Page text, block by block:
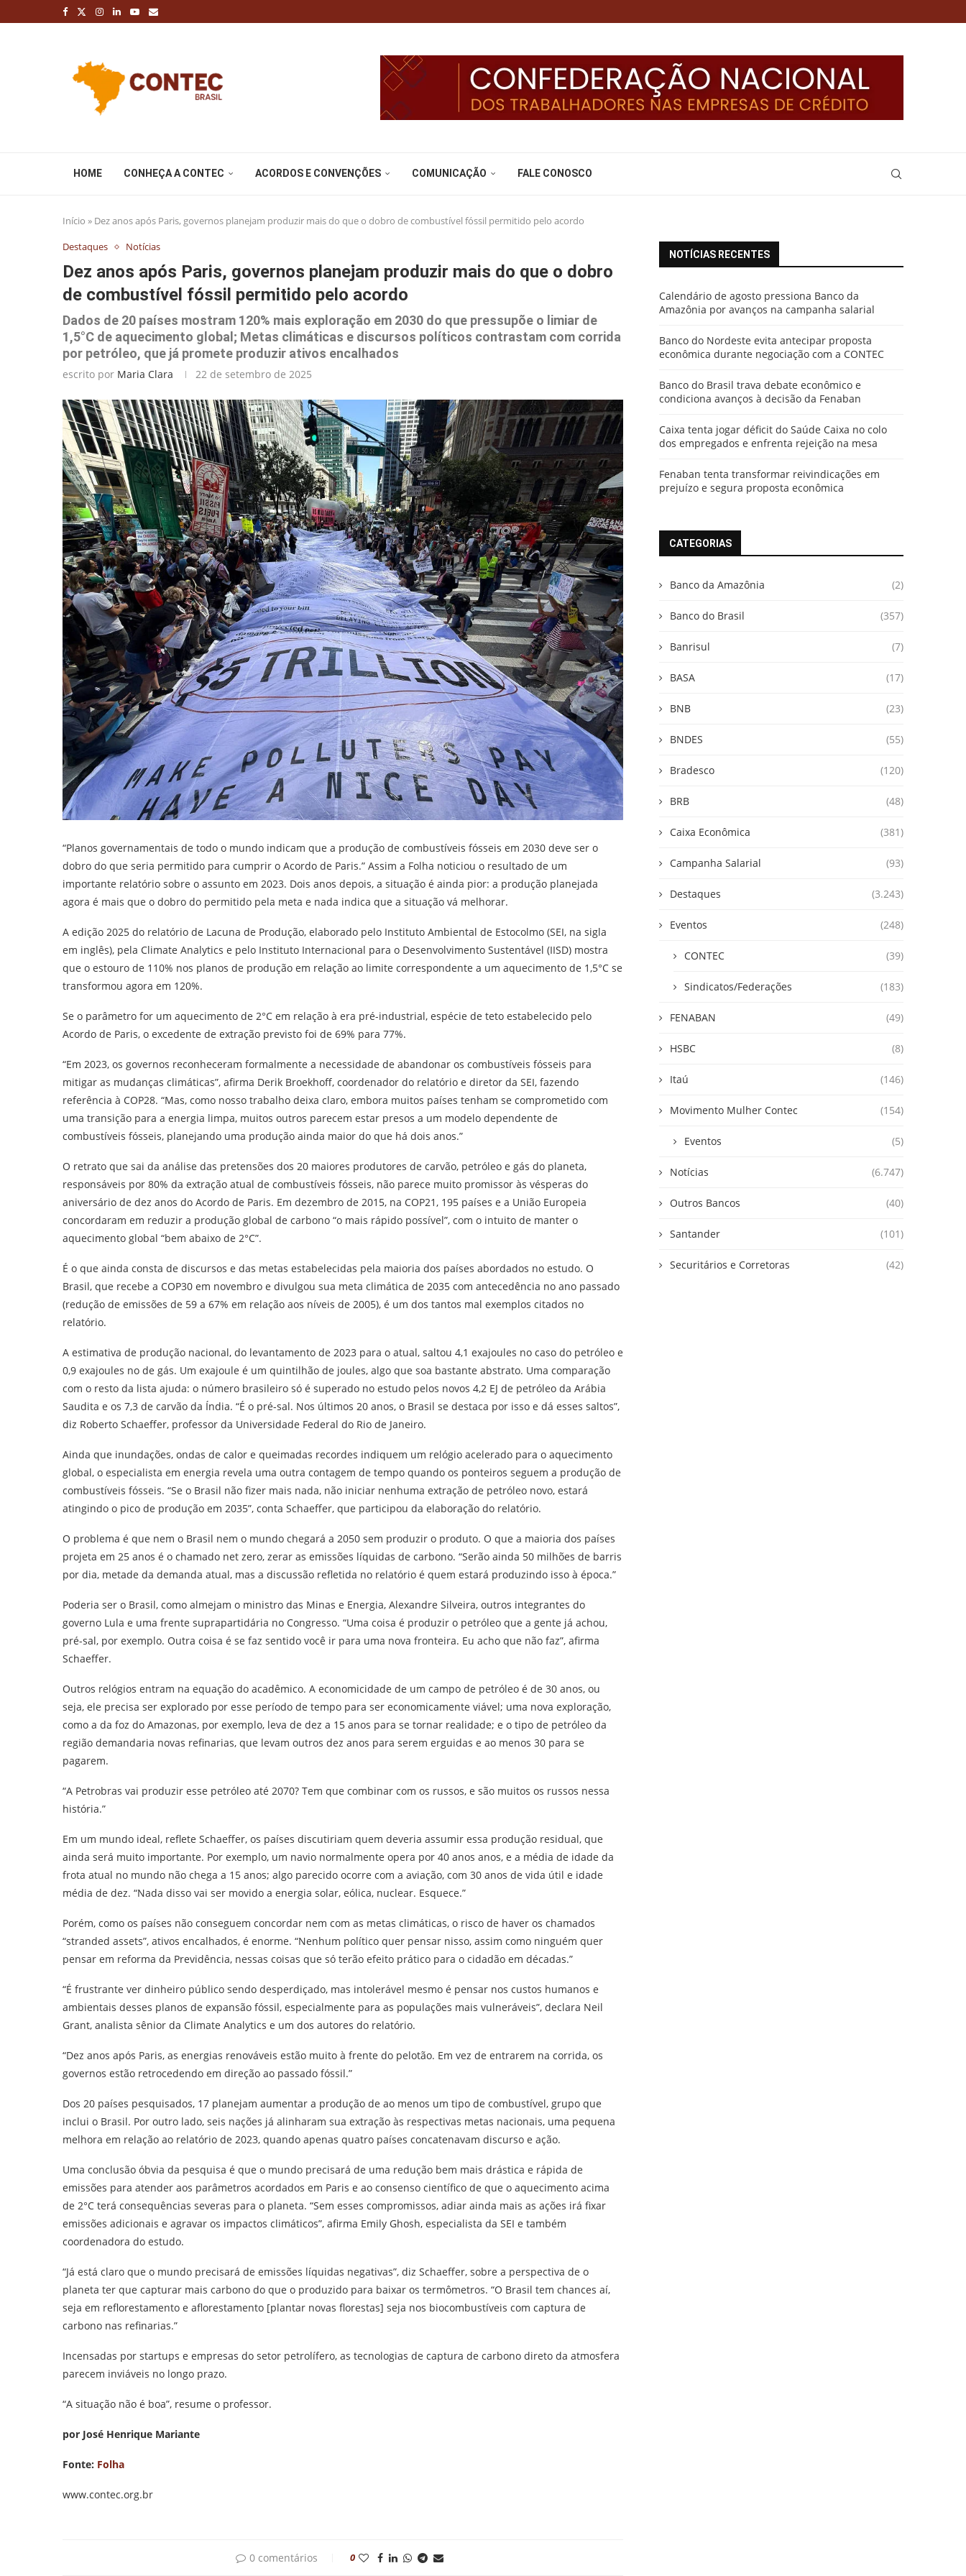
HOME CONHEÇA A CONTEC ACORDOS E CONVENÇÕES COMUNICAÇÃO FALE CONOSCO
Início » Dez anos após Paris, governos planejam produzir mais do que o dobro de combustível fóssil permitido pelo acordo
Destaques
Notícias
Dez anos após Paris, governos planejam produzir mais do que o dobro
de combustível fóssil permitido pelo acordo
Dados de 20 países mostram 120% mais exploração em 2030 do que pressupõe o limiar de
1,5°C de aquecimento global; Metas climáticas e discursos políticos contrastam com corrida
por petróleo, que já promete produzir ativos encalhados
escrito por Maria Clara 22 de setembro de 2025
“Planos governamentais de todo o mundo indicam que a produção de combustíveis fósseis em 2030 deve ser o
dobro do que seria permitido para cumprir o Acordo de Paris.” Assim a Folha noticiou o resultado de um
importante relatório sobre o assunto em 2023. Dois anos depois, a situação é ainda pior: a produção planejada
agora é mais que o dobro do permitido pela meta e nada indica que a situação vá melhorar.
A edição 2025 do relatório de Lacuna de Produção, elaborado pelo Instituto Ambiental de Estocolmo (SEI, na sigla
em inglês), pela Climate Analytics e pelo Instituto Internacional para o Desenvolvimento Sustentável (IISD) mostra
que o estouro de 110% nos planos de produção em relação ao limite correspondente a um aquecimento de 1,5°C se
transformou agora em 120%.
Se o parâmetro for um aquecimento de 2°C em relação à era pré-industrial, espécie de teto estabelecido pelo
Acordo de Paris, o excedente de extração previsto foi de 69% para 77%.
“Em 2023, os governos reconheceram formalmente a necessidade de abandonar os combustíveis fósseis para
mitigar as mudanças climáticas”, afirma Derik Broekhoff, coordenador do relatório e diretor da SEI, fazendo
referência à COP28. “Mas, como nosso trabalho deixa claro, embora muitos países tenham se comprometido com
uma transição para a energia limpa, muitos outros parecem estar presos a um modelo dependente de
combustíveis fósseis, planejando uma produção ainda maior do que há dois anos.”
O retrato que sai da análise das pretensões dos 20 maiores produtores de carvão, petróleo e gás do planeta,
responsáveis por 80% da extração atual de combustíveis fósseis, não parece muito promissor às vésperas do
aniversário de dez anos do Acordo de Paris. Em dezembro de 2015, na COP21, 195 países e a União Europeia
concordaram em reduzir a produção global de carbono “o mais rápido possível”, com o intuito de manter o
aquecimento global “bem abaixo de 2°C”.
É o que ainda consta de discursos e das metas estabelecidas pela maioria dos países abordados no estudo. O
Brasil, que recebe a COP30 em novembro e divulgou sua meta climática de 2035 com antecedência no ano passado
(redução de emissões de 59 a 67% em relação aos níveis de 2005), é um dos tantos mal exemplos citados no
relatório.
A estimativa de produção nacional, do levantamento de 2023 para o atual, saltou 4,1 exajoules no caso do petróleo e
0,9 exajoules no de gás. Um exajoule é um quintilhão de joules, algo que soa bastante abstrato. Uma comparação
com o resto da lista ajuda: o número brasileiro só é superado no estudo pelos novos 4,2 EJ de petróleo da Arábia
Saudita e os 7,3 de carvão da Índia. “É o pré-sal. Nos últimos 20 anos, o Brasil se destaca por isso e dá esses saltos”,
diz Roberto Schaeffer, professor da Universidade Federal do Rio de Janeiro.
Ainda que inundações, ondas de calor e queimadas recordes indiquem um relógio acelerado para o aquecimento
global, o especialista em energia revela uma outra contagem de tempo quando os ponteiros seguem a produção de
combustíveis fósseis. “Se o Brasil não fizer mais nada, não iniciar nenhuma extração de petróleo novo, estará
atingindo o pico de produção em 2035”, conta Schaeffer, que participou da elaboração do relatório.
O problema é que nem o Brasil nem o mundo chegará a 2050 sem produzir o produto. O que a maioria dos países
projeta em 25 anos é o chamado net zero, zerar as emissões líquidas de carbono. “Serão ainda 50 milhões de barris
por dia, metade da demanda atual, mas a discussão refletida no relatório é quem estará produzindo isso à época.”
Poderia ser o Brasil, como almejam o ministro das Minas e Energia, Alexandre Silveira, outros integrantes do
governo Lula e uma frente suprapartidária no Congresso. “Uma coisa é produzir o petróleo que a gente já achou,
pré-sal, por exemplo. Outra coisa é se faz sentido você ir para uma nova fronteira. Eu acho que não faz”, afirma
Schaeffer.
Outros relógios entram na equação do acadêmico. A economicidade de um campo de petróleo é de 30 anos, ou
seja, ele precisa ser explorado por esse período de tempo para ser economicamente viável; uma nova exploração,
como a da foz do Amazonas, por exemplo, leva de dez a 15 anos para se tornar realidade; e o tipo de petróleo da
região demandaria novas refinarias, que levam outros dez anos para serem erguidas e ao menos 30 para se
pagarem.
“A Petrobras vai produzir esse petróleo até 2070? Tem que combinar com os russos, e são muitos os russos nessa
história.”
Em um mundo ideal, reflete Schaeffer, os países discutiriam quem deveria assumir essa produção residual, que
ainda será muito importante. Por exemplo, um navio normalmente opera por 40 anos anos, e a média de idade da
frota atual no mundo não chega a 15 anos; algo parecido ocorre com a aviação, com 30 anos de vida útil e idade
média de dez. “Nada disso vai ser movido a energia solar, eólica, nuclear. Esquece.”
Porém, como os países não conseguem concordar nem com as metas climáticas, o risco de haver os chamados
“stranded assets”, ativos encalhados, é enorme. “Nenhum político quer pensar nisso, assim como ninguém quer
pensar em reforma da Previdência, nessas coisas que só terão efeito prático para o cidadão em décadas.”
“É frustrante ver dinheiro público sendo desperdiçado, mas intolerável mesmo é pensar nos custos humanos e
ambientais desses planos de expansão fóssil, especialmente para as populações mais vulneráveis”, declara Neil
Grant, analista sênior da Climate Analytics e um dos autores do relatório.
“Dez anos após Paris, as energias renováveis estão muito à frente do pelotão. Em vez de entrarem na corrida, os
governos estão retrocedendo em direção ao passado fóssil.”
Dos 20 países pesquisados, 17 planejam aumentar a produção de ao menos um tipo de combustível, grupo que
inclui o Brasil. Por outro lado, seis nações já alinharam sua extração às respectivas metas nacionais, uma pequena
melhora em relação ao relatório de 2023, quando apenas quatro países concatenavam discurso e ação.
Uma conclusão óbvia da pesquisa é que o mundo precisará de uma redução bem mais drástica e rápida de
emissões para atender aos parâmetros acordados em Paris e ao consenso científico de que o aquecimento acima
de 2°C terá consequências severas para o planeta. “Sem esses compromissos, adiar ainda mais as ações irá fixar
emissões adicionais e agravar os impactos climáticos”, afirma Emily Ghosh, especialista da SEI e também
coordenadora do estudo.
“Já está claro que o mundo precisará de emissões líquidas negativas”, diz Schaeffer, sobre a perspectiva de o
planeta ter que capturar mais carbono do que o produzido para baixar os termômetros. “O Brasil tem chances aí,
seja em reflorestamento e aflorestamento [plantar novas florestas] seja nos biocombustíveis com captura de
carbono nas refinarias.”
Incensadas por startups e empresas do setor petrolífero, as tecnologias de captura de carbono direto da atmosfera
parecem inviáveis no longo prazo.
“A situação não é boa”, resume o professor.
por José Henrique Mariante
Fonte: Folha
www.contec.org.br
0 comentários 0
NOTÍCIAS RECENTES
Calendário de agosto pressiona Banco da
Amazônia por avanços na campanha salarial
Banco do Nordeste evita antecipar proposta
econômica durante negociação com a CONTEC
Banco do Brasil trava debate econômico e
condiciona avanços à decisão da Fenaban
Caixa tenta jogar déficit do Saúde Caixa no colo
dos empregados e enfrenta rejeição na mesa
Fenaban tenta transformar reivindicações em
prejuízo e segura proposta econômica
CATEGORIAS
Banco da Amazônia (2)
Banco do Brasil (357)
Banrisul (7)
BASA (17)
BNB (23)
BNDES (55)
Bradesco (120)
BRB (48)
Caixa Econômica (381)
Campanha Salarial (93)
Destaques (3.243)
Eventos (248)
CONTEC (39)
Sindicatos/Federações (183)
FENABAN (49)
HSBC (8)
Itaú (146)
Movimento Mulher Contec (154)
Eventos (5)
Notícias (6.747)
Outros Bancos (40)
Santander (101)
Securitários e Corretoras (42)